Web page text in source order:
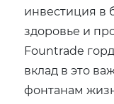
инвестиция в
здоровье и
Fountrade
вклад в это
фонтанам